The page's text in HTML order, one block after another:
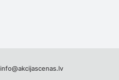
info@akcijascenas.lv